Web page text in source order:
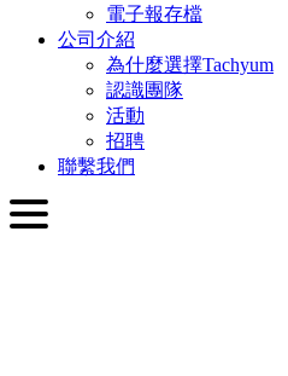
電子報存檔
公司介紹
為什麼選擇Tachyum
認識團隊
活動
招聘
聯繫我們